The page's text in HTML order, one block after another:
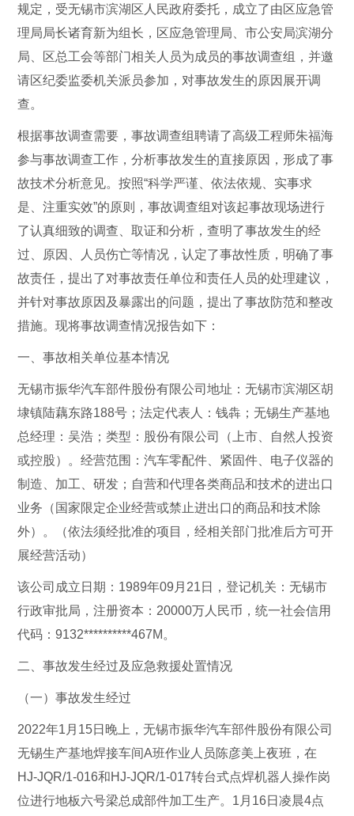
规定，受无锡市滨湖区人民政府委托，成立了由区应急管
理局局长诸育新为组长，区应急管理局、市公安局滨湖分
局、区总工会等部门相关人员为成员的事故调查组，并邀
请区纪委监委机关派员参加，对事故发生的原因展开调
查。
根据事故调查需要，事故调查组聘请了高级工程师朱福海
参与事故调查工作，分析事故发生的直接原因，形成了事
故技术分析意见。按照“科学严谨、依法依规、实事求
是、注重实效”的原则，事故调查组对该起事故现场进行
了认真细致的调查、取证和分析，查明了事故发生的经
过、原因、人员伤亡等情况，认定了事故性质，明确了事
故责任，提出了对事故责任单位和责任人员的处理建议，
并针对事故原因及暴露出的问题，提出了事故防范和整改
措施。现将事故调查情况报告如下：
一、事故相关单位基本情况
无锡市振华汽车部件股份有限公司地址：无锡市滨湖区胡
埭镇陆藕东路188号；法定代表人：钱犇；无锡生产基地
总经理：吴浩；类型：股份有限公司（上市、自然人投资
或控股）。经营范围：汽车零配件、紧固件、电子仪器的
制造、加工、研发；自营和代理各类商品和技术的进出口
业务（国家限定企业经营或禁止进出口的商品和技术除
外）。（依法须经批准的项目，经相关部门批准后方可开
展经营活动）
该公司成立日期：1989年09月21日，登记机关：无锡市
行政审批局，注册资本：20000万人民币，统一社会信用
代码：9132**********467M。
二、事故发生经过及应急救援处置情况
（一）事故发生经过
2022年1月15日晚上，无锡市振华汽车部件股份有限公司
无锡生产基地焊接车间A班作业人员陈彦美上夜班，在
HJ-JQR/1-016和HJ-JQR/1-017转台式点焊机器人操作岗
位进行地板六号梁总成部件加工生产。1月16日凌晨4点